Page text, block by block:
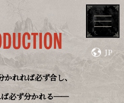
JP
ABOUT
SYSTEM
かれれば必ず合し、
ば必ず分かれる──